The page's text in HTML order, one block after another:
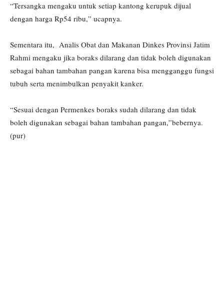
“Tersangka mengaku untuk setiap kantong kerupuk dijual
dengan harga Rp54 ribu,” ucapnya.
Sementara itu, Analis Obat dan Makanan Dinkes Provinsi Jatim
Rahmi mengaku jika boraks dilarang dan tidak boleh digunakan
sebagai bahan tambahan pangan karena bisa mengganggu fungsi
tubuh serta menimbulkan penyakit kanker.
“Sesuai dengan Permenkes boraks sudah dilarang dan tidak
boleh digunakan sebagai bahan tambahan pangan,”bebernya.
(pur)